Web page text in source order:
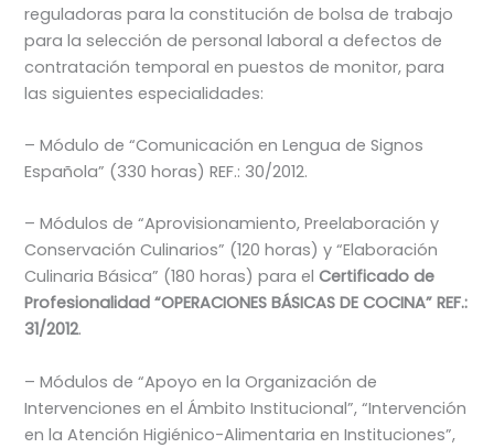
reguladoras para la constitución de bolsa de trabajo
para la selección de personal laboral a defectos de
contratación temporal en puestos de monitor, para
las siguientes especialidades:
– Módulo de “Comunicación en Lengua de Signos
Española” (330 horas) REF.: 30/2012.
– Módulos de “Aprovisionamiento, Preelaboración y
Conservación Culinarios” (120 horas) y “Elaboración
Culinaria Básica” (180 horas) para elCertificado de
Profesionalidad “OPERACIONES BÁSICAS DE COCINA” REF.:
31/2012.
– Módulos de “Apoyo en la Organización de
Intervenciones en el Ámbito Institucional”, “Intervención
en la Atención Higiénico-Alimentaria en Instituciones”,